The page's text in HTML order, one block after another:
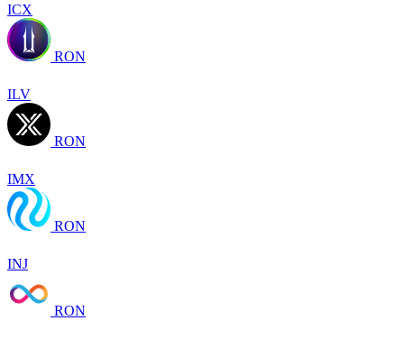
ICX
RON
ILV
RON
IMX
RON
INJ
RON